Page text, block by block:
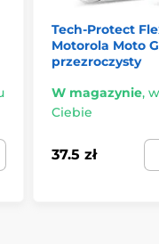
w stanie
z recyklingu
Tech-Protect
Motorola Moto
przezroczysty
W magazynie,
Ciebie
37.5 zł